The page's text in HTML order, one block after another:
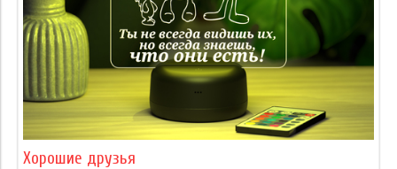
Хорошие друзья